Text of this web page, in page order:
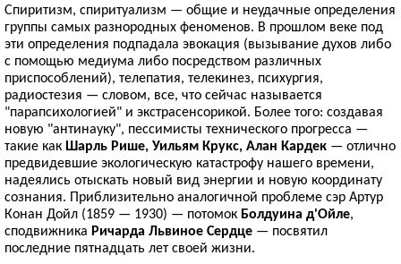
Спиритизм, спиритуализм — общие и неудачные определения
группы самых разнородных феноменов. В прошлом веке под
эти определения подпадала эвокация (вызывание духов либо
с помощью медиума либо посредством различных
приспособлений), телепатия, телекинез, психургия,
радиостезия — словом, все, что сейчас называется
"парапсихологией" и экстрасенсорикой. Более того: создавая
новую "антинауку", пессимисты технического прогресса —
такие как Шарль Рише, Уильям Крукс, Алан Кардек — отлично
предвидевшие экологическую катастрофу нашего времени,
надеялись отыскать новый вид энергии и новую координату
сознания. Приблизительно аналогичной проблеме сэр Артур
Конан Дойл (1859 — 1930) — потомок Болдуина д'Ойле,
сподвижника Ричарда Львиное Сердце — посвятил
последние пятнадцать лет своей жизни.